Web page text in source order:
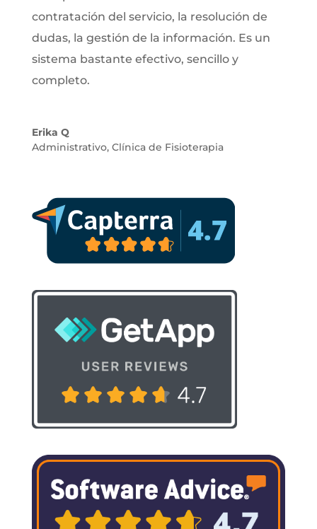
contratación del servicio, la resolución de
dudas, la gestión de la información. Es un
sistema bastante efectivo, sencillo y
completo.
Erika Q
Administrativo, Clínica de Fisioterapia